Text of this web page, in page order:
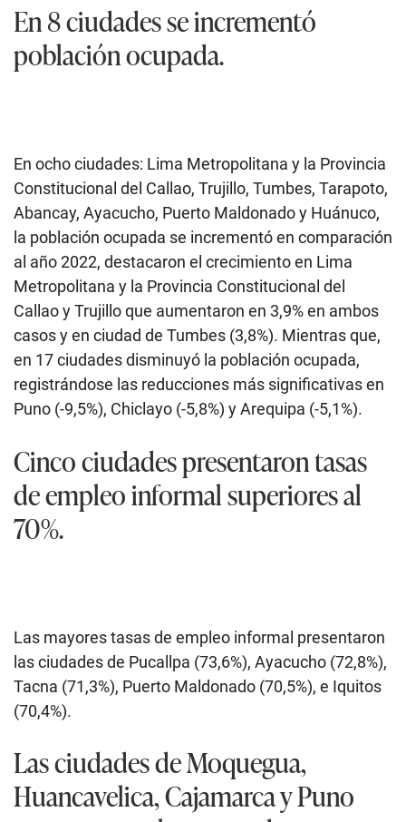
En 8 ciudades se incrementó
población ocupada.
En ocho ciudades: Lima Metropolitana y la Provincia
Constitucional del Callao, Trujillo, Tumbes, Tarapoto,
Abancay, Ayacucho, Puerto Maldonado y Huánuco,
la población ocupada se incrementó en comparación
al año 2022, destacaron el crecimiento en Lima
Metropolitana y la Provincia Constitucional del
Callao y Trujillo que aumentaron en 3,9% en ambos
casos y en ciudad de Tumbes (3,8%). Mientras que,
en 17 ciudades disminuyó la población ocupada,
registrándose las reducciones más significativas en
Puno (-9,5%), Chiclayo (-5,8%) y Arequipa (-5,1%).
Cinco ciudades presentaron tasas
de empleo informal superiores al
70%.
Las mayores tasas de empleo informal presentaron
las ciudades de Pucallpa (73,6%), Ayacucho (72,8%),
Tacna (71,3%), Puerto Maldonado (70,5%), e Iquitos
(70,4%).
Las ciudades de Moquegua,
Huancavelica, Cajamarca y Puno